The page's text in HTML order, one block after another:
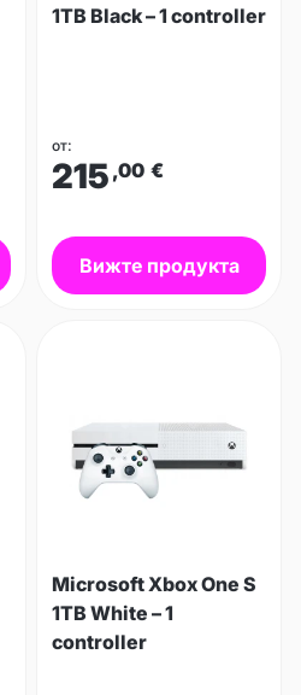
1TB Black – 1 controller
от:
215 ,00 €
Вижте продукта
Microsoft Xbox One S
1TB White – 1
controller